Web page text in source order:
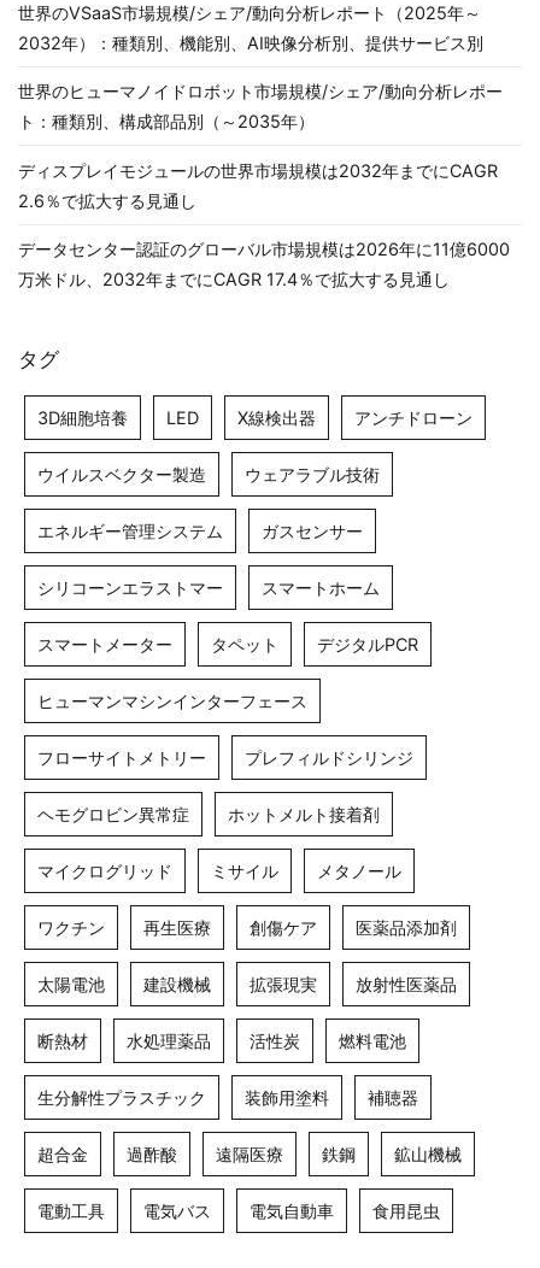
世界のVSaaS市場規模/シェア/動向分析レポート（2025年～
2032年）：種類別、機能別、AI映像分析別、提供サービス別
世界のヒューマノイドロボット市場規模/シェア/動向分析レポー
ト：種類別、構成部品別（～2035年）
ディスプレイモジュールの世界市場規模は2032年までにCAGR
2.6％で拡大する見通し
データセンター認証のグローバル市場規模は2026年に11億6000
万米ドル、2032年までにCAGR 17.4％で拡大する見通し
タグ
3D細胞培養 LED X線検出器 アンチドローン
ウイルスベクター製造 ウェアラブル技術
エネルギー管理システム ガスセンサー
シリコーンエラストマー スマートホーム
スマートメーター タペット デジタルPCR
ヒューマンマシンインターフェース
フローサイトメトリー プレフィルドシリンジ
ヘモグロビン異常症 ホットメルト接着剤
マイクログリッド ミサイル メタノール
ワクチン 再生医療 創傷ケア 医薬品添加剤
太陽電池 建設機械 拡張現実 放射性医薬品
断熱材 水処理薬品 活性炭 燃料電池
生分解性プラスチック 装飾用塗料 補聴器
超合金 過酢酸 遠隔医療 鉄鋼 鉱山機械
電動工具 電気バス 電気自動車 食用昆虫